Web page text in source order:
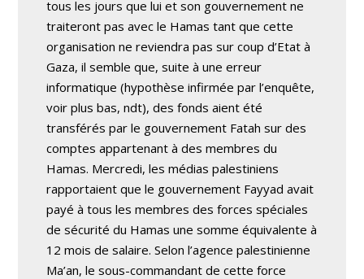
tous les jours que lui et son gouvernement ne
traiteront pas avec le Hamas tant que cette
organisation ne reviendra pas sur coup d’Etat à
Gaza, il semble que, suite à une erreur
informatique (hypothèse infirmée par l’enquête,
voir plus bas, ndt), des fonds aient été
transférés par le gouvernement Fatah sur des
comptes appartenant à des membres du
Hamas. Mercredi, les médias palestiniens
rapportaient que le gouvernement Fayyad avait
payé à tous les membres des forces spéciales
de sécurité du Hamas une somme équivalente à
12 mois de salaire. Selon l’agence palestinienne
Ma’an, le sous-commandant de cette force